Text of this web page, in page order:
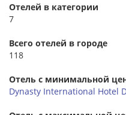
Отелей в категории
7
Всего отелей в городе
118
Отель с минимальной
Dynasty International Hotel